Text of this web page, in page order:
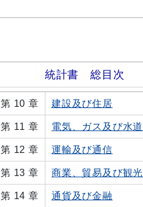
統計書 総目次
第 10 章 建設及び住居
第 11 章 電気、ガス及び水道
第 12 章 運輸及び通信
第 13 章 商業、貿易及び観光
第 14 章 通貨及び金融